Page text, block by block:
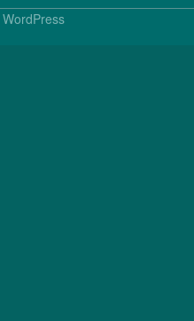
WordPress